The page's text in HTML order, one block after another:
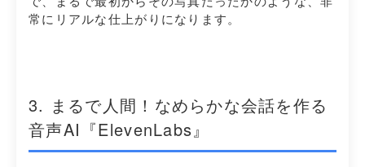
常にリアルな仕上がりになります。
3. まるで人間！なめらかな会話を作る
音声AI『ElevenLabs』